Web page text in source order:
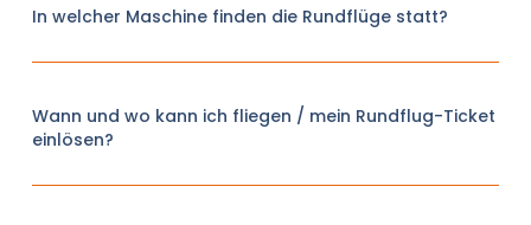
In welcher Maschine finden die Rundflüge statt?
Wann und wo kann ich fliegen / mein Rundflug-Ticket
einlösen?